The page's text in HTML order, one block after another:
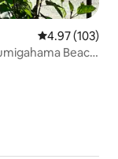
レビュー103
4.97 (103)
Beach